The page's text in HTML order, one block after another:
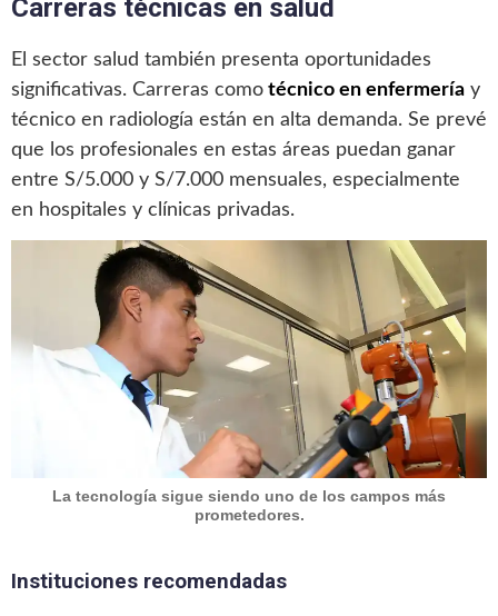
Carreras técnicas en salud
El sector salud también presenta oportunidades
significativas. Carreras como técnico en enfermería y
técnico en radiología están en alta demanda. Se prevé
que los profesionales en estas áreas puedan ganar
entre S/5.000 y S/7.000 mensuales, especialmente
en hospitales y clínicas privadas.
La tecnología sigue siendo uno de los campos más
prometedores.
Instituciones recomendadas